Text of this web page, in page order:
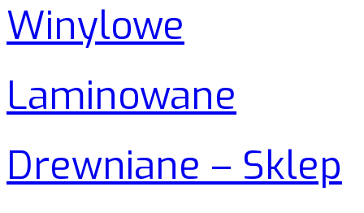
Winylowe
Laminowane
Drewniane – Sklep